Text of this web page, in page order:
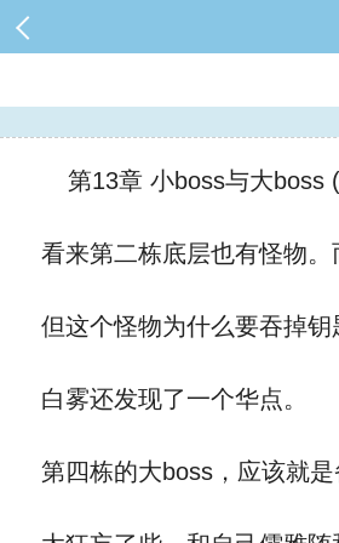
第13章 小boss与大boss (
看来第二栋底层也有怪物。
但这个怪物为什么要吞掉钥
白雾还发现了一个华点。
第四栋的大boss，应该就是